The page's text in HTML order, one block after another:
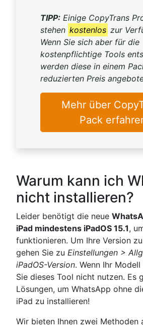
TIPP: Einige CopyTrans
stehen kostenlos zur
Wenn Sie sich aber für die
kostenpflichtige Tools
werden diese in einem
reduzierten Preis
Mehr über
Pack
Warum kann ich
nicht installieren?
Leider benötigt die neue
iPad mindestens iPadOS 15.1,
funktionieren. Um Ihre Version
gehen Sie zu Einstellungen >
iPadOS-Version. Wenn Ihr
Sie dieses Tool nicht nutzen. Es
Lösungen, um WhatsApp ohne
iPad zu installieren!
Wir bieten Ihnen zwei Methoden